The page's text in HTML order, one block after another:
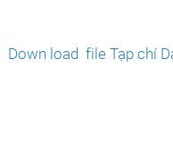
Down load file Tạp chí